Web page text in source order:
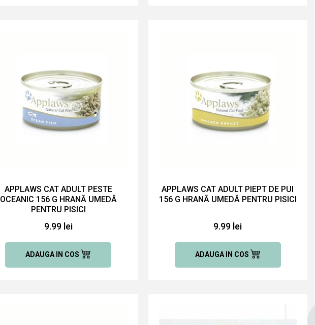
APPLAWS CAT ADULT PESTE
OCEANIC 156 G HRANĂ UMEDĂ
PENTRU PISICI
9.99 lei
ADAUGA IN COS
APPLAWS CAT ADULT PIEPT DE PUI
156 G HRANĂ UMEDĂ PENTRU PISICI
9.99 lei
ADAUGA IN COS